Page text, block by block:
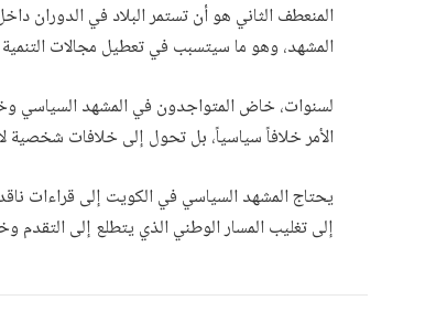
المنعطف الثاني هو أن تستمر البلاد في
المشهد، وهو ما سيتسبب في تعطيل مجالات التنمية
لسنوات، خاض المتواجدون في المشهد السياسي
الأمر خلافاً سياسياً، بل تحول إلى خلافات شخصية
يحتاج المشهد السياسي في الكويت إلى قراءات
إلى تغليب المسار الوطني الذي يتطلع إلى التقدم